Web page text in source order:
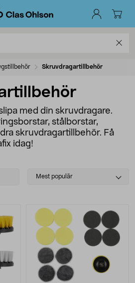
Skruvdragartillbehör
med din skruvdragare.
stålborstar,
skruvdragartillbehör. Få
idag!
Select
Mest populär